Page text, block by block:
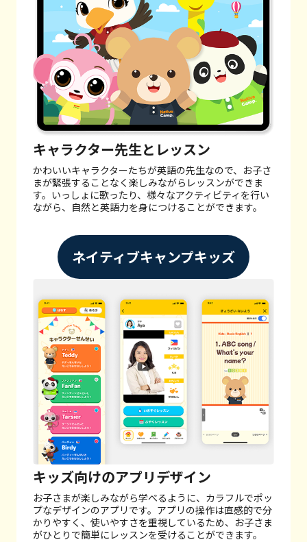
キャラクター先生とレッスン
かわいいキャラクターたちが英語の先生なので、お子さ
まが緊張することなく楽しみながらレッスンができま
す。 いっしょに歌ったり、様々なアクティビティを行い
ながら、自然と英語力を身につけることができます。
ネイティブキャンプキッズ
キッズ向けのアプリデザイン
お子さまが楽しみながら学べるように、カラフルでポッ
プなデザインのアプリです。 アプリの操作は直感的で分
かりやすく、使いやすさを重視しているため、お子さま
がひとりで簡単にレッスンを受けることができます。